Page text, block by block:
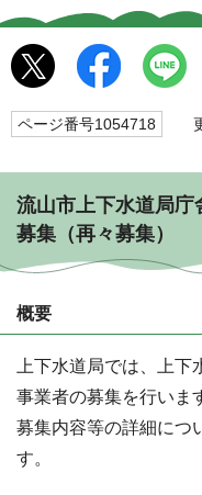
ページ番号1054718 更
流山市上下水道局
募集（再々募集）
概要
上下水道局では、上下
事業者の募集を行いま
募集内容等の詳細につ
す。